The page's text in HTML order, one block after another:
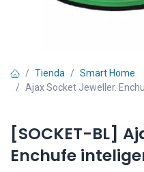
Tienda
Smart Home
Ajax Socket Jeweller.
[SOCKET-BL]
Enchufe